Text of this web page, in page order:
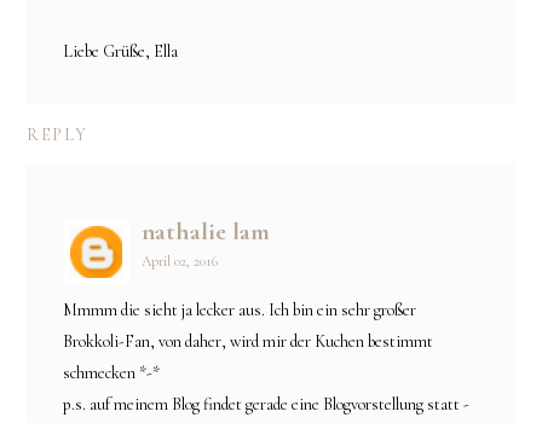
Liebe Grüße, Ella
REPLY
nathalie lam
April 02, 2016
Mmmm die sieht ja lecker aus. Ich bin ein sehr großer
Brokkoli-Fan, von daher, wird mir der Kuchen bestimmt
schmecken *-*
p.s. auf meinem Blog findet gerade eine Blogvorstellung statt -